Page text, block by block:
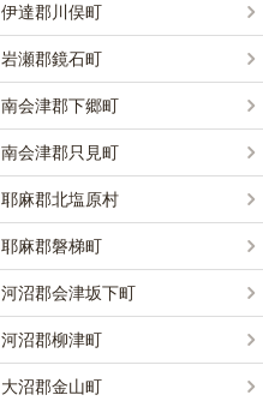
伊達郡川俣町
岩瀬郡鏡石町
南会津郡下郷町
南会津郡只見町
耶麻郡北塩原村
耶麻郡磐梯町
河沼郡会津坂下町
河沼郡柳津町
大沼郡金山町